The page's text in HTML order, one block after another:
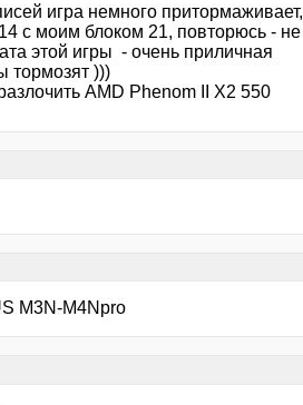
игра немного притормаживает,
с моим блоком 21, повторюсь - не
этой игры - очень приличная
тормозят )))
AMD Phenom II X2 550
M3N-M4Npro